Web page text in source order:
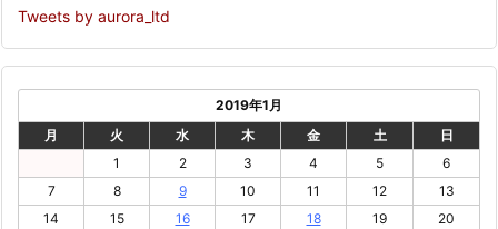
Tweets by aurora_ltd
2019年1月
月
火 水 木 金 土 日
1 2 3 4 5
6
7
8 9 10 11 12
13
14
15 16 17 18 19
20